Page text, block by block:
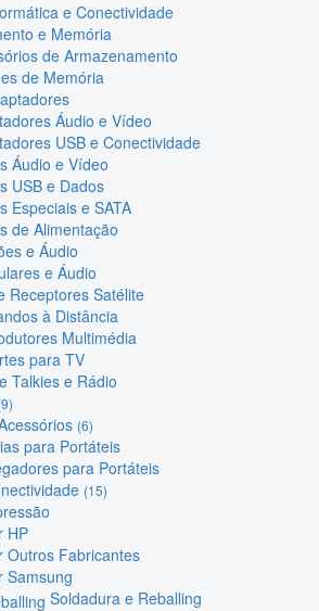
e Conectividade
e Memória
de Armazenamento
de Memória
Áudio e Vídeo
USB e Conectividade
Áudio e Vídeo
USB e Dados
Especiais e SATA
de Alimentação
e Áudio
e Áudio
Receptores Satélite
à Distância
Multimédia
para TV
Talkies e Rádio
(6)
para Portáteis
para Portáteis
(15)
HP
Outros Fabricantes
Samsung
Soldadura e Reballing